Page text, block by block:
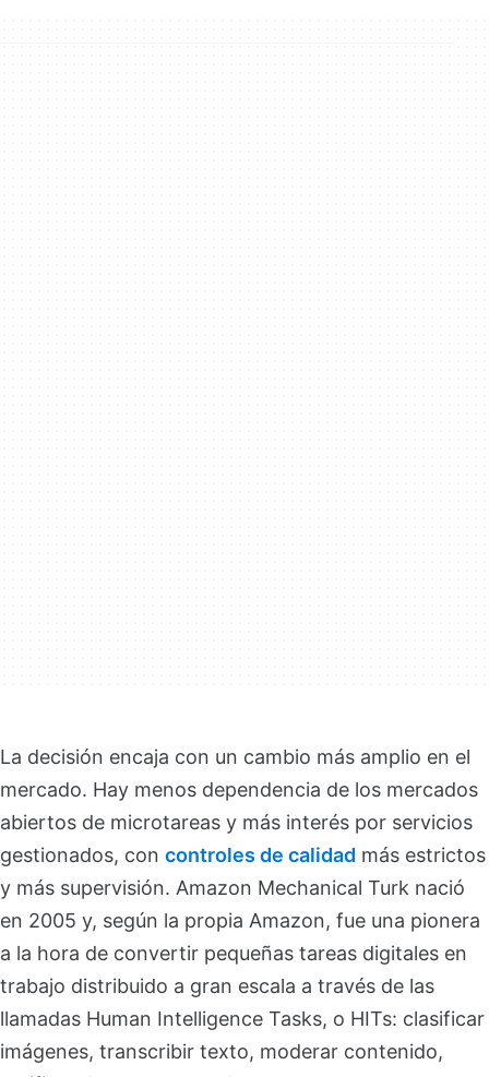
La decisión encaja con un cambio más amplio en el
mercado. Hay menos dependencia de los mercados
abiertos de microtareas y más interés por servicios
gestionados, con controles de calidad más estrictos
y más supervisión. Amazon Mechanical Turk nació
en 2005 y, según la propia Amazon, fue una pionera
a la hora de convertir pequeñas tareas digitales en
trabajo distribuido a gran escala a través de las
llamadas Human Intelligence Tasks, o HITs: clasificar
imágenes, transcribir texto, moderar contenido,